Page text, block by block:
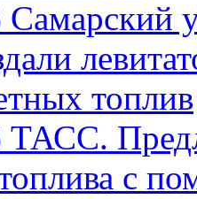
топлив
ТАСС.
с